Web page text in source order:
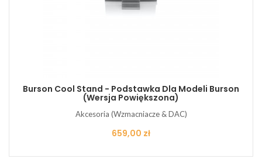
Burson Cool Stand - Podstawka Dla Modeli Burson
(wersja Powiększona)
Akcesoria (Wzmacniacze & DAC)
Cena
659,00 zł